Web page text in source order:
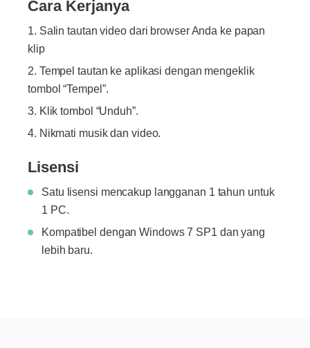
Cara Kerjanya
Salin tautan video dari browser Anda ke papan
klip
Tempel tautan ke aplikasi dengan mengeklik
tombol “Tempel”.
Klik tombol “Unduh”.
Nikmati musik dan video.
Lisensi
Satu lisensi mencakup langganan 1 tahun untuk
1 PC.
Kompatibel dengan Windows 7 SP1 dan yang
lebih baru.